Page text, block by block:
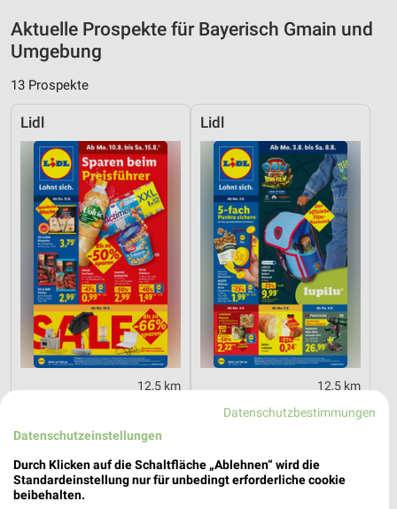
Aktuelle Prospekte für Bayerisch Gmain und
Umgebung
13 Prospekte
Lidl
12,5 km
Lidl
12,5 km
Angebote ab 03.08.
PENNY Kaufland
Datenschutzbestimmungen
Datenschutzeinstellungen
Durch Klicken auf die Schaltfläche „Ablehnen“ wird die
Standardeinstellung nur für unbedingt erforderliche cookie
beibehalten.